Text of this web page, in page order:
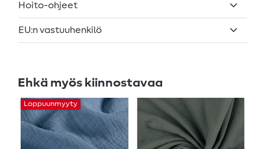
Hoito-ohjeet
EU:n vastuuhenkilö
Ehkä myös kiinnostavaa
Loppuunmyyty